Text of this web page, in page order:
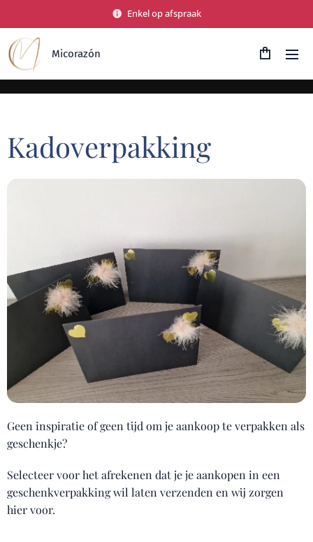
Enkel op afspraak
Micorazón
Kadoverpakking
Geen inspiratie of geen tijd om je aankoop te verpakken als
geschenkje?
Selecteer voor het afrekenen dat je je aankopen in een
geschenkverpakking wil laten verzenden en wij zorgen
hier voor.